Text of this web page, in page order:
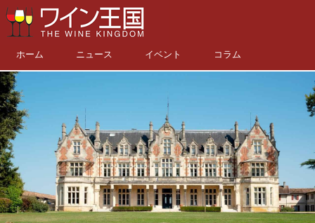
ホーム ニュース イベント コラム